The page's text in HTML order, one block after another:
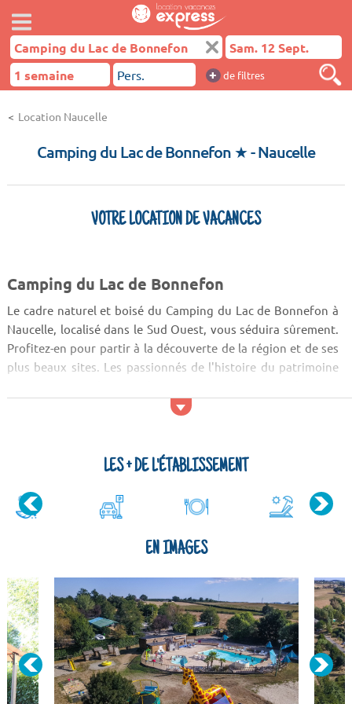
+ de filtres
Location Naucelle
Camping du Lac de Bonnefon ★- Naucelle
VOTRE LOCATION DE VACANCES
Camping du Lac de Bonnefon
Le cadre naturel et boisé du Camping du Lac de Bonnefon à
Naucelle, localisé dans le Sud Ouest, vous séduira sûrement.
Profitez-en pour partir à la découverte de la région et de ses
plus beaux sites. Les passionnés de l'histoire du patrimoine
culturels, vous mériterez bien un petit...
LES + DE L'ÉTABLISSEMENT
EN IMAGES